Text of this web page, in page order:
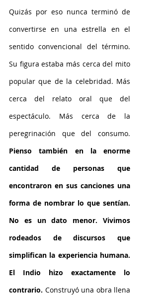
Quizás por eso nunca terminó de
convertirse en una estrella en el
sentido convencional del término.
Su figura estaba más cerca del mito
popular que de la celebridad. Más
cerca del relato oral que del
espectáculo. Más cerca de la
Pienso también en la enorme
cantidad de personas que
encontraron en sus canciones una
forma de nombrar lo que sentían.
No es un dato menor. Vivimos
rodeados de discursos que
simplifican la experiencia humana.
El Indio hizo exactamente lo
contrario. Construyó una obra llena